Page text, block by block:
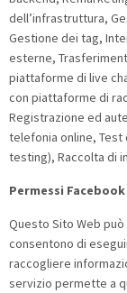
dell’infrastruttura,
Gestione dei tag,
esterne,
piattaforme di live
con piattaforme di
Registrazione ed
telefonia online, Test
testing), Raccolta di
Permessi
Questo Sito Web
consentono di
raccogliere
servizio permette a